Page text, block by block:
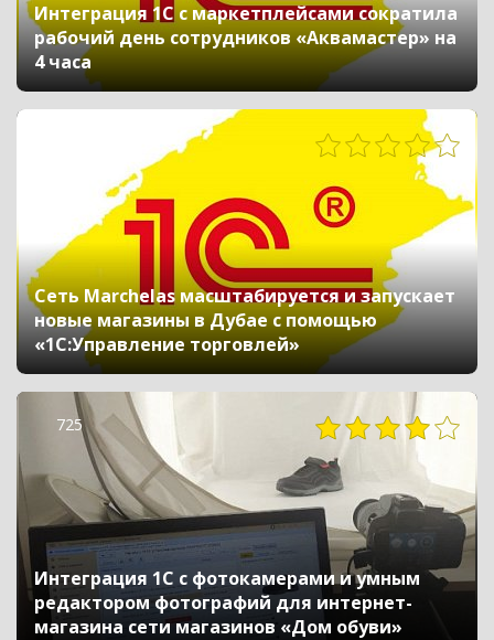
Интеграция 1С с маркетплейсами сократила
рабочий день сотрудников «Аквамастер» на
4 часа
Сеть Marchelas масштабируется и запускает
новые магазины в Дубае с помощью
«1С:Управление торговлей»
725
Интеграция 1С с фотокамерами и умным
редактором фотографий для интернет-
магазина сети магазинов «Дом обуви»